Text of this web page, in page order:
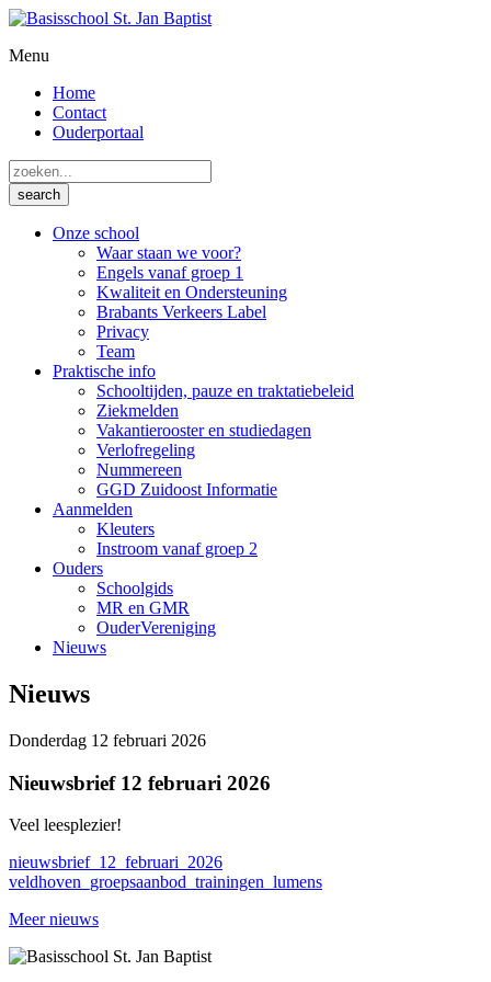
Menu
Home
Contact
Ouderportaal
Onze school
Waar staan we voor?
Engels vanaf groep 1
Kwaliteit en Ondersteuning
Brabants Verkeers Label
Privacy
Team
Praktische info
Schooltijden, pauze en traktatiebeleid
Ziekmelden
Vakantierooster en studiedagen
Verlofregeling
Nummereen
GGD Zuidoost Informatie
Aanmelden
Kleuters
Instroom vanaf groep 2
Ouders
Schoolgids
MR en GMR
OuderVereniging
Nieuws
Nieuws
Donderdag 12 februari 2026
Nieuwsbrief 12 februari 2026
Veel leesplezier!
nieuwsbrief_12_februari_2026
veldhoven_groepsaanbod_trainingen_lumens
Meer nieuws